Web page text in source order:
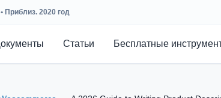
Приблиз. 2020 год
Статьи Бесплатные